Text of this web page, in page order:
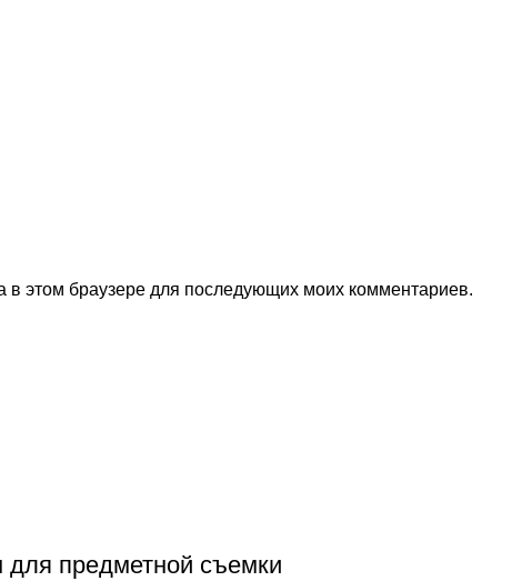
в этом браузере для последующих моих комментариев.
для предметной съемки